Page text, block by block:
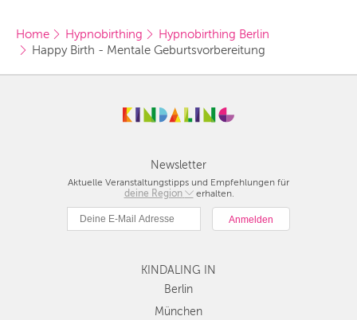
Home Hypnobirthing
Hypnobirthing Berlin
Happy Birth - Mentale Geburtsvorbereitung
Newsletter
Aktuelle Veranstaltungstipps und Empfehlungen für
deine Region
Berlin
Hamburg
Köln
Düsseldorf
Stuttgart
erhalten.
KINDALING IN
Berlin
München